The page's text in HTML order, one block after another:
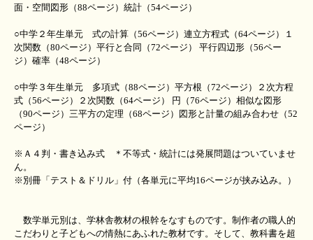
面・空間図形（88ページ）統計（54ページ）
○中学２年生単元 式の計算（56ページ）連立方程式（64ページ）１
次関数（80ページ）平行と合同（72ページ） 平行四辺形（56ペー
ジ）確率（48ページ）
○中学３年生単元 多項式（88ページ）平方根（72ページ）２次方程
式（56ページ）２次関数（64ページ） 円（76ページ）相似な図形
（90ページ）三平方の定理（68ページ）図形と計量の組み合わせ（52
ページ）
※Ａ４判・書き込み式 ＊不等式・統計には発展問題はついていませ
ん。
※別冊「テスト＆ドリル」付（各単元に平均16ページが挟み込み。）
数学単元別は、学林舎教材の根幹をなすものです。制作者の職人的
こだわりと子どもへの情熱にあふれた教材です。そして、教科書を超